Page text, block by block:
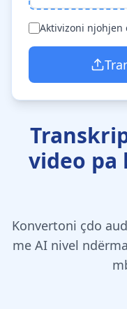
Aktivizoni njohjen
video
Konvertoni çdo
me AI nivel